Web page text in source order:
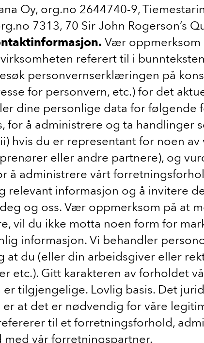
Oy, org.no 2644740-9,
7313, 70 Sir John Rogerson’s
Vær oppmerksom
referert til i
personvernserklæringen på
for personvern, etc.) for det
dine personlige data for
for å administrere og ta handlinger
hvis du er representant for noen
eller andre partnere), og
å administrere vårt
relevant informasjon og å invitere
og oss. Vær oppmerksom på at
vil du ikke motta noen form for
informasjon. Vi behandler
at du (eller din arbeidsgiver eller
etc.). Gitt karakteren av forholdet
tilgjengelige. Lovlig basis. Det
er at det er nødvendig for våre
til et forretningsforhold,
med vår forretningspartner.